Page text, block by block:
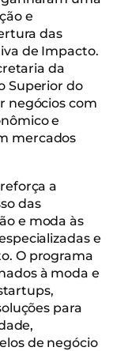
e
das
de Impacto.
da
Superior do
negócios com
e
mercados
a
das
e moda às
e
O programa
à moda e
para
de negócio